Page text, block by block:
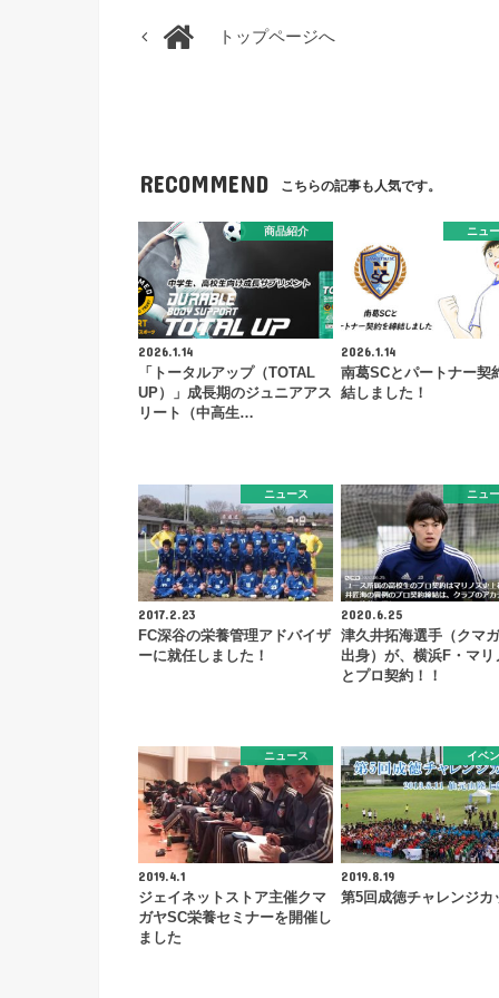
トップページへ
RECOMMEND こちらの記事も人気です。
商品紹介
2026.1.14
「トータルアップ（TOTAL
UP）」成長期のジュニアアス
リート（中高生…
ニュ
2026.1.14
南葛SCとパートナー契
結しました！
ニュース
2017.2.23
FC深谷の栄養管理アドバイザ
ーに就任しました！
ニュ
2020.6.25
津久井拓海選手（クマ
出身）が、横浜F・マリ
とプロ契約！！
ニュース
2019.4.1
ジェイネットストア主催クマ
ガヤSC栄養セミナーを開催し
ました
イベ
2019.8.19
第5回成徳チャレンジカ